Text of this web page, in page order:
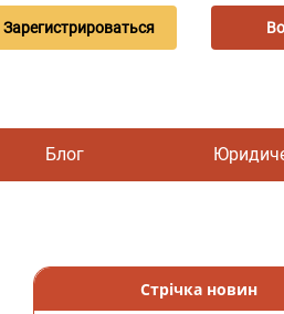
Зарегистрироваться
Блог
Стрічка новин